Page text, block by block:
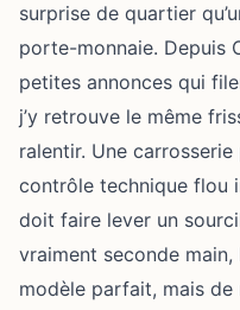
surprise de quartier
porte-monnaie. Depuis
petites annonces qui
j’y retrouve le même
ralentir. Une
contrôle technique flou
doit faire lever un
vraiment seconde main,
modèle parfait, mais de